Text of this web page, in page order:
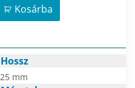
Kosárba
Hossz
25 mm